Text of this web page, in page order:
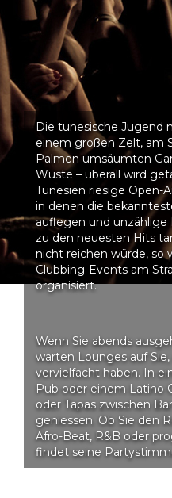
Die tunesische Jugend
einem großen Zelt, am
Palmen umsäumten
Wüste – überall wird
Tunesien riesige Open-
in denen die
auflegen und unzählige
zu den neuesten Hits
nicht reichen würde, so
Clubbing-Events am
organisiert.
Wenn Sie abends
warten Lounges auf
vervielfacht haben. In
Pub oder einem Latino
oder Tapas zwischen
geniessen. Ob Sie den
Afro-Beat, R&B oder
findet seine